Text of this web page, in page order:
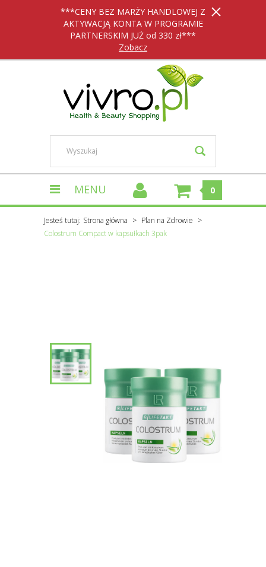
***CENY BEZ MARŻY HANDLOWEJ Z
AKTYWACJĄ KONTA W PROGRAMIE
PARTNERSKIM JUŻ od 330 zł***
Zobacz
MENU 0
Jesteś tutaj: Strona główna
Plan na Zdrowie
Colostrum Compact w kapsułkach 3pak